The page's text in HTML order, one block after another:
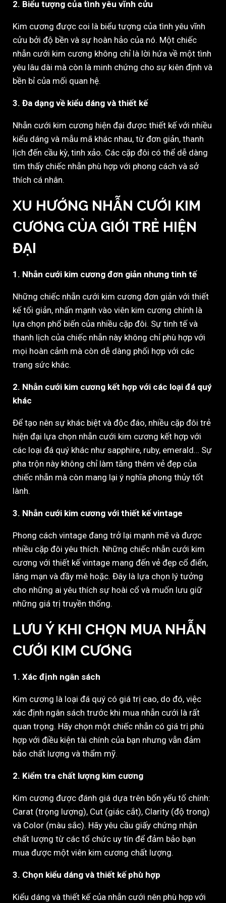
2. Biểu tượng của tình yêu vĩnh cửu
Kim cương được coi là biểu tượng của tình yêu vĩnh
cửu bởi độ bền và sự hoàn hảo của nó. Một chiếc
nhẫn cưới kim cương không chỉ là lời hứa về một tình
yêu lâu dài mà còn là minh chứng cho sự kiên định và
bền bỉ của mối quan hệ.
3. Đa dạng về kiểu dáng và thiết kế
Nhẫn cưới kim cương hiện đại được thiết kế với nhiều
kiểu dáng và mẫu mã khác nhau, từ đơn giản, thanh
lịch đến cầu kỳ, tinh xảo. Các cặp đôi có thể dễ dàng
tìm thấy chiếc nhẫn phù hợp với phong cách và sở
thích cá nhân.
XU HƯỚNG NHẪN CƯỚI KIM
CƯƠNG CỦA GIỚI TRẺ HIỆN
ĐẠI
1. Nhẫn cưới kim cương đơn giản nhưng tinh tế
Những chiếc nhẫn cưới kim cương đơn giản với thiết
kế tối giản, nhấn mạnh vào viên kim cương chính là
lựa chọn phổ biến của nhiều cặp đôi. Sự tinh tế và
thanh lịch của chiếc nhẫn này không chỉ phù hợp với
mọi hoàn cảnh mà còn dễ dàng phối hợp với các
trang sức khác.
2. Nhẫn cưới kim cương kết hợp với các loại đá quý
khác
Để tạo nên sự khác biệt và độc đáo, nhiều cặp đôi trẻ
hiện đại lựa chọn nhẫn cưới kim cương kết hợp với
các loại đá quý khác như sapphire, ruby, emerald… Sự
pha trộn này không chỉ làm tăng thêm vẻ đẹp của
chiếc nhẫn mà còn mang lại ý nghĩa phong thủy tốt
lành.
3. Nhẫn cưới kim cương với thiết kế vintage
Phong cách vintage đang trở lại mạnh mẽ và được
nhiều cặp đôi yêu thích. Những chiếc nhẫn cưới kim
cương với thiết kế vintage mang đến vẻ đẹp cổ điển,
lãng mạn và đầy mê hoặc. Đây là lựa chọn lý tưởng
cho những ai yêu thích sự hoài cổ và muốn lưu giữ
những giá trị truyền thống.
LƯU Ý KHI CHỌN MUA NHẪN
CƯỚI KIM CƯƠNG
1. Xác định ngân sách
Kim cương là loại đá quý có giá trị cao, do đó, việc
xác định ngân sách trước khi mua nhẫn cưới là rất
quan trọng. Hãy chọn một chiếc nhẫn có giá trị phù
hợp với điều kiện tài chính của bạn nhưng vẫn đảm
bảo chất lượng và thẩm mỹ.
2. Kiểm tra chất lượng kim cương
Kim cương được đánh giá dựa trên bốn yếu tố chính:
Carat (trọng lượng), Cut (giác cắt), Clarity (độ trong)
và Color (màu sắc). Hãy yêu cầu giấy chứng nhận
chất lượng từ các tổ chức uy tín để đảm bảo bạn
mua được một viên kim cương chất lượng.
3. Chọn kiểu dáng và thiết kế phù hợp
Kiểu dáng và thiết kế của nhẫn cưới nên phù hợp với